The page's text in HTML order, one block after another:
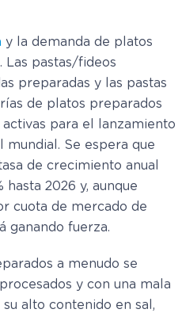
y la demanda de platos
Las pastas/fideos
preparadas y las pastas
de platos preparados
para el lanzamiento
mundial. Se espera que
de crecimiento anual
hasta 2026 y, aunque
cuota de mercado de
ganando fuerza.
a menudo se
y con una mala
alto contenido en sal,